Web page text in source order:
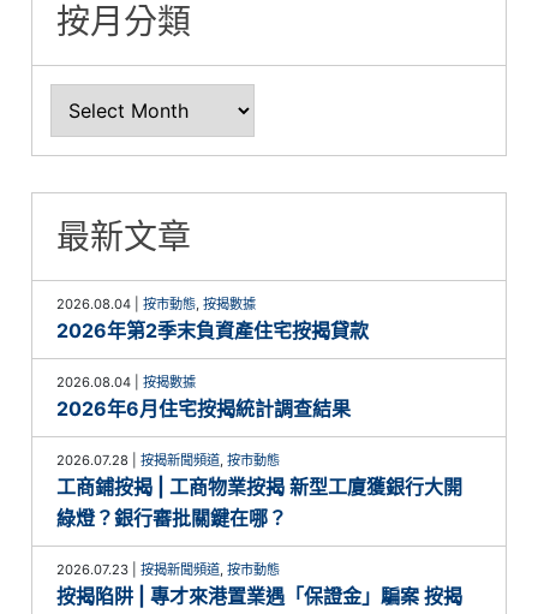
按月分類
最新文章
2026.08.04 |按市動態,按揭數據
2026年第2季末負資產住宅按揭貸款
2026.08.04 |按揭數據
2026年6月住宅按揭統計調查結果
2026.07.28 |按揭新聞頻道,按市動態
工商鋪按揭 | 工商物業按揭 新型工廈獲銀行大開
綠燈？銀行審批關鍵在哪？
2026.07.23 |按揭新聞頻道,按市動態
按揭陷阱 | 專才來港置業遇「保證金」騙案 按揭